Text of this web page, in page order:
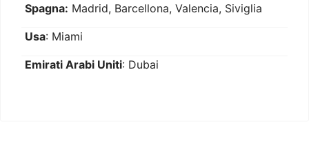
Spagna: Madrid, Barcellona, Valencia, Siviglia
Usa: Miami
Emirati Arabi Uniti: Dubai